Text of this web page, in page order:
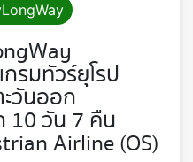
รมทัวร์ยุโรป
วันออก
10 วัน 7 คืน
Airline (OS)